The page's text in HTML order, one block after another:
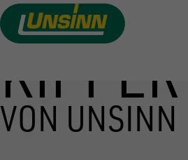
Inhalt
KIPPER
VON UNSINN